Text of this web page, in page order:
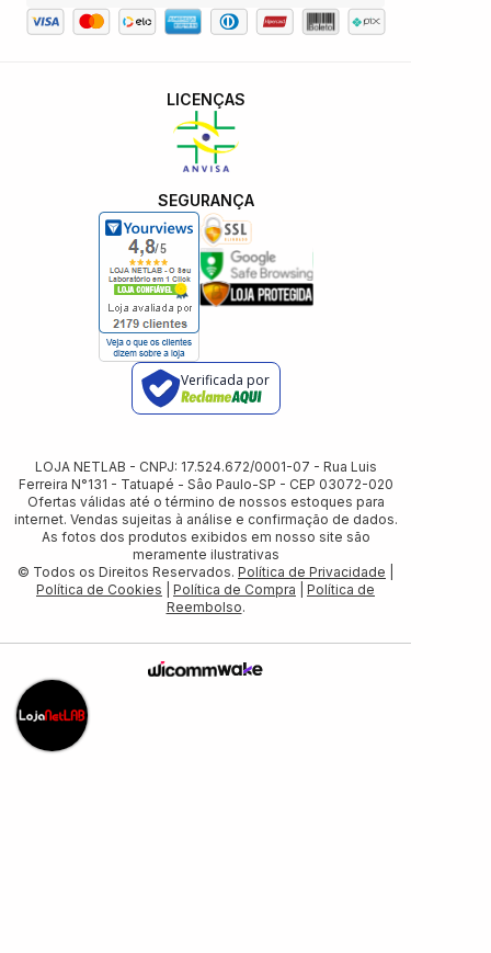
SEGURANÇA
Verificada por
LICENÇAS
LOJA NETLAB - CNPJ: 17.524.672/0001-07 - Rua Luis
Ferreira N°131 - Tatuapé - Sâo Paulo-SP - CEP 03072-020
Ofertas válidas até o término de nossos estoques para
internet. Vendas sujeitas à análise e confirmação de dados.
As fotos dos produtos exibidos em nosso site são
meramente ilustrativas
© Todos os Direitos Reservados. Política de Privacidade
Política de Cookies
Política de Compra
Política de
Reembolso.